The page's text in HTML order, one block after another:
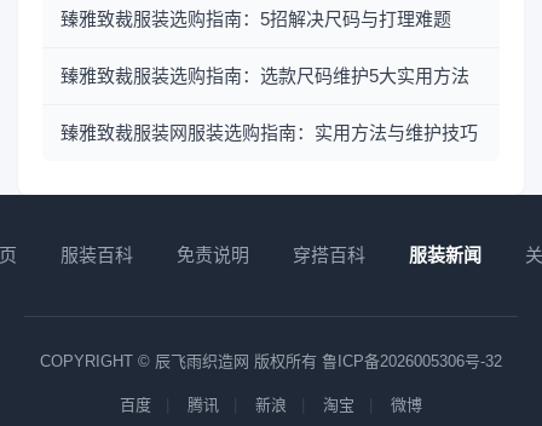
臻雅致裁服装选购指南：5招解决尺码与打理难题
臻雅致裁服装选购指南：选款尺码维护5大实用方法
臻雅致裁服装网服装选购指南：实用方法与维护技巧
服装百科 免责说明 穿搭百科 服装新闻
COPYRIGHT © 辰飞雨织造网 版权所有 鲁ICP备2026005306号-32
百度 腾讯 新浪 淘宝 微博